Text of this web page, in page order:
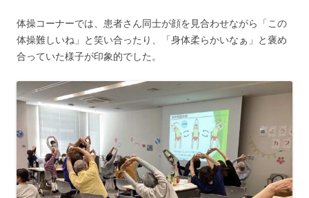
体操コーナーでは、患者さん同士が顔を見合わせながら「この
体操難しいね」と笑い合ったり、「身体柔らかいなぁ」と褒め
合っていた様子が印象的でした。